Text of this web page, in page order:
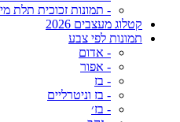
- תמונות זכוכית תלת
קטלוג מעצבים 2026
תמונות לפי צבע
- אדום
- אפור
- בז
- בז וניטרליים
- בז׳